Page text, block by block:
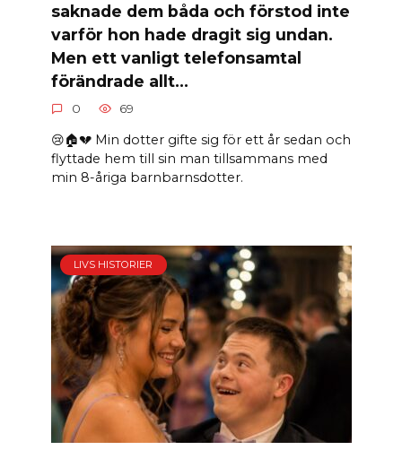
saknade dem båda och förstod inte
varför hon hade dragit sig undan.
Men ett vanligt telefonsamtal
förändrade allt…
0 69
😢🏠💔 Min dotter gifte sig för ett år sedan och
flyttade hem till sin man tillsammans med
min 8-åriga barnbarnsdotter.
LIVS HISTORIER